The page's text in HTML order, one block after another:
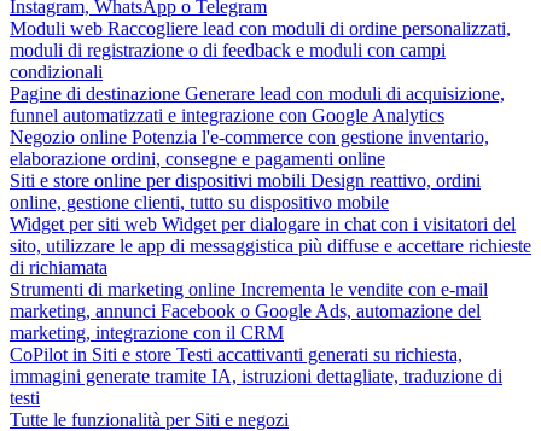
Instagram, WhatsApp o Telegram
Moduli web Raccogliere lead con moduli di ordine personalizzati,
moduli di registrazione o di feedback e moduli con campi
condizionali
Pagine di destinazione Generare lead con moduli di acquisizione,
funnel automatizzati e integrazione con Google Analytics
Negozio online Potenzia l'e-commerce con gestione inventario,
elaborazione ordini, consegne e pagamenti online
Siti e store online per dispositivi mobili Design reattivo, ordini
online, gestione clienti, tutto su dispositivo mobile
Widget per siti web Widget per dialogare in chat con i visitatori del
sito, utilizzare le app di messaggistica più diffuse e accettare richieste
di richiamata
Strumenti di marketing online Incrementa le vendite con e-mail
marketing, annunci Facebook o Google Ads, automazione del
marketing, integrazione con il CRM
CoPilot in Siti e store Testi accattivanti generati su richiesta,
immagini generate tramite IA, istruzioni dettagliate, traduzione di
testi
Tutte le funzionalità per Siti e negozi